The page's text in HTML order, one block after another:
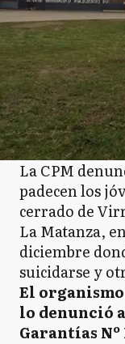
La CPM
padecen los
cerrado de
La Matanza,
diciembre
suicidarse y
El
lo denunció
Garantías Nº